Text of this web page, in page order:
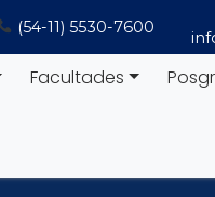
(54-11) 5530-7600
Facultades